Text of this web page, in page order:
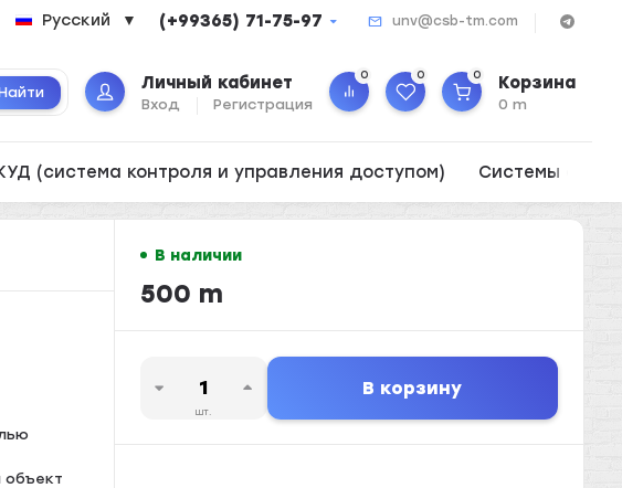
Русский ▼ (+99365) 71-75-97 unv@csb-tm.com
Личный кабинет
Вход Регистрация
0 0 0 Корзина
0 m
(система контроля и управления доступом) Системы
объект
В наличии
500 m
шт.
В корзину